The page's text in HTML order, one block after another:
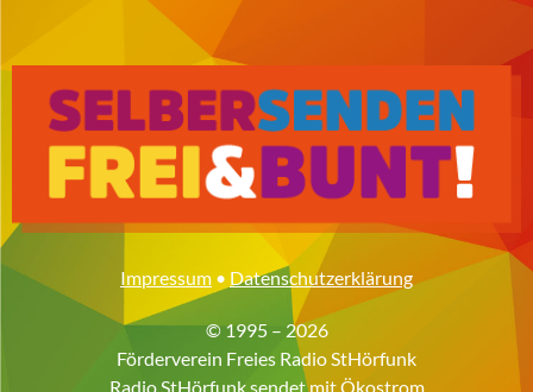
Impressum • Datenschutzerklärung
© 1995 – 2026
Förderverein Freies Radio StHörfunk
Radio StHörfunk sendet mitÖkostrom